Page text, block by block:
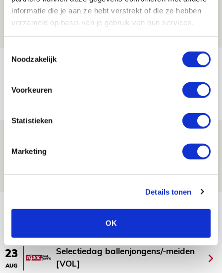
informatie die je aan ze hebt verstrekt of die ze hebben
verzameld op basis van je gebruik van hun services.
Noodzakelijk
Voorkeuren
Statistieken
Marketing
Details tonen
OK
Zwolle - Ajax
08 AUGUSTUS 2026 - 12:32
Míchels elf: met welke formatie begin
08 AUGUSTUS 2026 - 11:34
maakt Abdalla ‘geen reet’ uit
23
AUG
Selectiedag ballenjongens/-meiden
[VOL]